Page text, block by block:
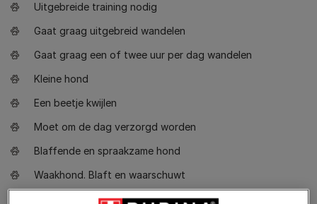
Uitgebreide training nodig
Gaat graag uitgebreid wandelen
Gaat graag een of twee uur per dag wandelen
Kleine hond
Een beetje kwijlen
Moet om de dag verzorgd worden
Blaffende en spraakzame hond
Waakhond. Blaft en waarschuwt
Gaat goed samen met andere huisdieren